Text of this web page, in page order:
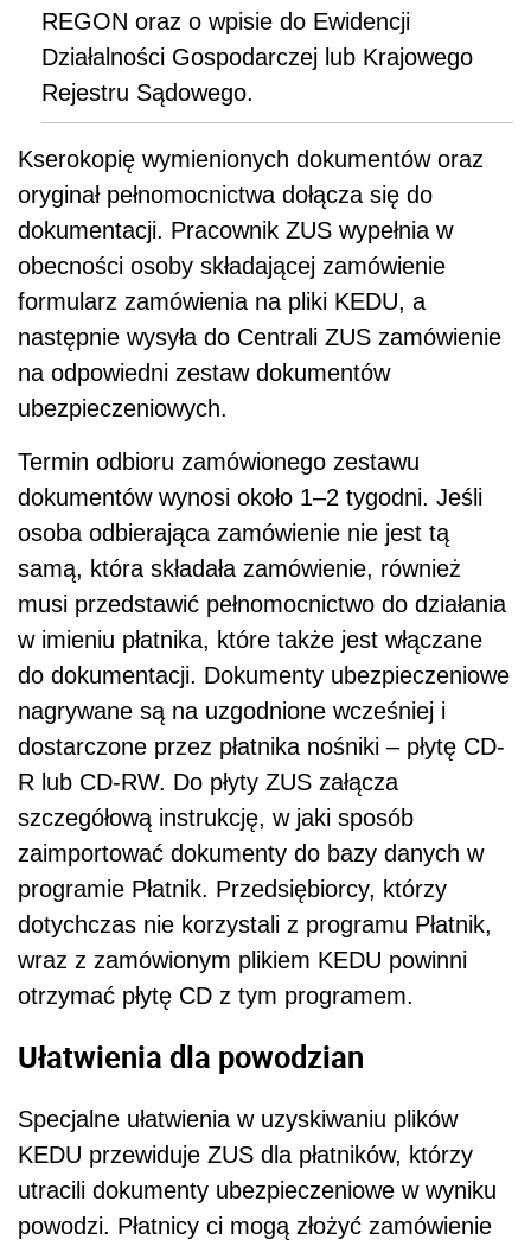
REGON oraz o wpisie do Ewidencji
Działalności Gospodarczej lub Krajowego
Rejestru Sądowego.
Kserokopię wymienionych dokumentów oraz
oryginał pełnomocnictwa dołącza się do
dokumentacji. Pracownik ZUS wypełnia w
obecności osoby składającej zamówienie
formularz zamówienia na pliki KEDU, a
następnie wysyła do Centrali ZUS zamówienie
na odpowiedni zestaw dokumentów
ubezpieczeniowych.
Termin odbioru zamówionego zestawu
dokumentów wynosi około 1–2 tygodni. Jeśli
osoba odbierająca zamówienie nie jest tą
samą, która składała zamówienie, również
musi przedstawić pełnomocnictwo do działania
w imieniu płatnika, które także jest włączane
do dokumentacji. Dokumenty ubezpieczeniowe
nagrywane są na uzgodnione wcześniej i
dostarczone przez płatnika nośniki – płytę CD-
R lub CD-RW. Do płyty ZUS załącza
szczegółową instrukcję, w jaki sposób
zaimportować dokumenty do bazy danych w
programie Płatnik. Przedsiębiorcy, którzy
dotychczas nie korzystali z programu Płatnik,
wraz z zamówionym plikiem KEDU powinni
otrzymać płytę CD z tym programem.
Ułatwienia dla powodzian
Specjalne ułatwienia w uzyskiwaniu plików
KEDU przewiduje ZUS dla płatników, którzy
utracili dokumenty ubezpieczeniowe w wyniku
powodzi. Płatnicy ci mogą złożyć zamówienie